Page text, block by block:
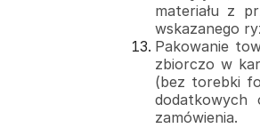
materiału z
wskazanego
Pakowanie
zbiorczo w
(bez torebki
dodatkowych
zamówienia.